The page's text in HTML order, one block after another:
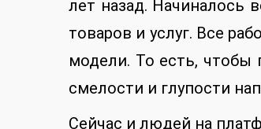
лет назад. Начиналось
товаров и услуг. Все
модели. То есть, чтобы
смелости и глупости
Сейчас и людей на